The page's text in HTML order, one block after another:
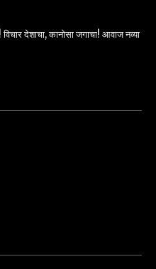
देशाचा, कानोसा जगाचा! आवाज नव्या